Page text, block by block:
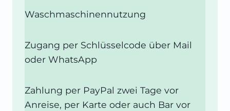
Waschmaschinennutzung
Zugang per Schlüsselcode über Mail
oder WhatsApp
Zahlung per PayPal zwei Tage vor
Anreise, per Karte oder auch Bar vor